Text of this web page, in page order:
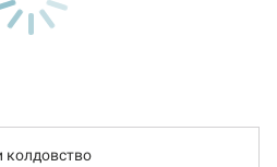
колдовство